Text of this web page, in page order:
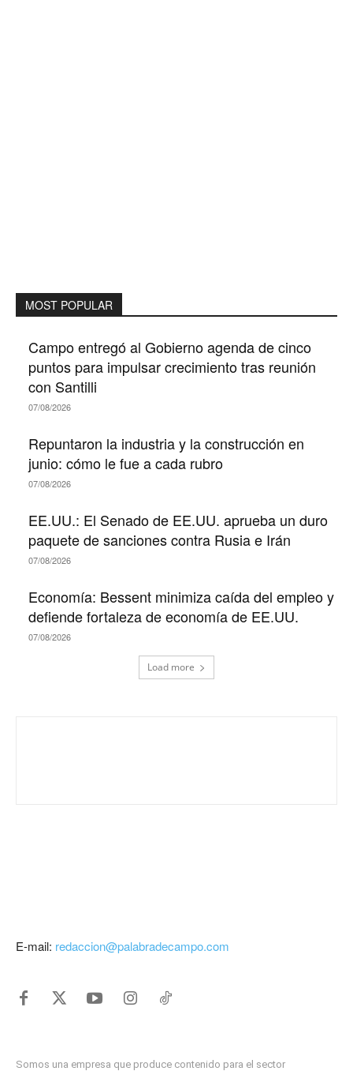
MOST POPULAR
Campo entregó al Gobierno agenda de cinco
puntos para impulsar crecimiento tras reunión
con Santilli
07/08/2026
Repuntaron la industria y la construcción en
junio: cómo le fue a cada rubro
07/08/2026
EE.UU.: El Senado de EE.UU. aprueba un duro
paquete de sanciones contra Rusia e Irán
07/08/2026
Economía: Bessent minimiza caída del empleo y
defiende fortaleza de economía de EE.UU.
07/08/2026
Load more
E-mail: redaccion@palabradecampo.com
Somos una empresa que produce contenido para el sector